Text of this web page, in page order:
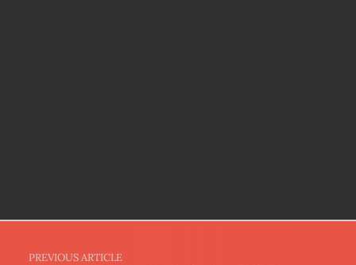
Post navigation
PREVIOUS ARTICLE